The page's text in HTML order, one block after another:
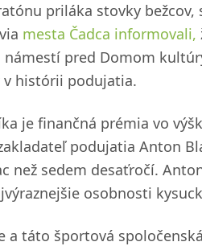
priláka stovky
mesta Čadca informovali,
pred Domom
v histórii podujatia.
je finančná prémia vo
podujatia Anton
než sedem desaťročí.
osobnosti
a táto športová